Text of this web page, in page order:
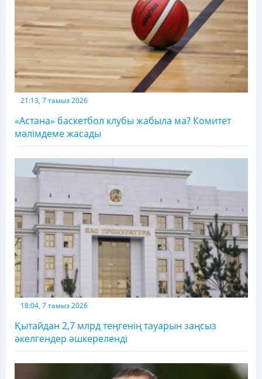
21:13, 7 тамыз 2026
«Астана» баскетбол клубы жабыла ма? Комитет
мәлімдеме жасады
18:04, 7 тамыз 2026
Қытайдан 2,7 млрд теңгенің тауарын заңсыз
әкелгендер әшкереленді